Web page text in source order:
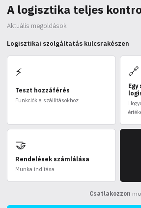
A logisztika teljes
Aktuális megoldások
Logisztikai szolgáltatás kulcsrakészen
⚡
Teszt hozzáférés
Funkciók a szállításokhoz
🔗
🤝
Rendelések számlálása
Munka indítása
Csatlakozzon